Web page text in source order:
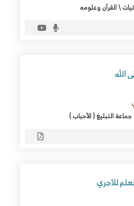
\القرآن وعلومه
الله
جماعة التبليغ ( الأحباب )
للآجري